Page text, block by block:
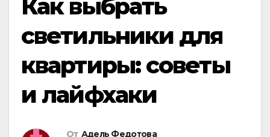
Как выбрать
светильники для
квартиры: советы
и лайфхаки
От Адель Федотова